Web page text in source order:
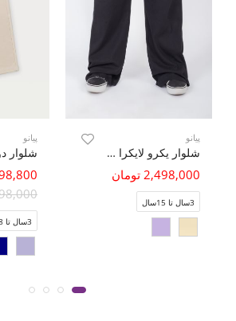
پیانو
شلوار یکرو لایکرا سوزن خالی ست با کد 10797
2,498,000 تومان
3سال تا 15سال
پیانو
1,498,800
2,498,000
3سال تا 8سال